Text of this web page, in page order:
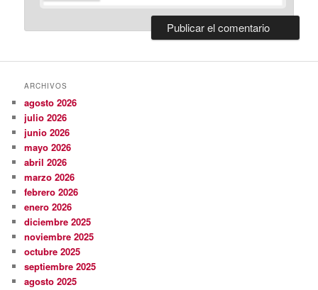
ARCHIVOS
agosto 2026
julio 2026
junio 2026
mayo 2026
abril 2026
marzo 2026
febrero 2026
enero 2026
diciembre 2025
noviembre 2025
octubre 2025
septiembre 2025
agosto 2025